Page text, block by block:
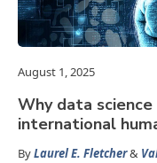
August 1, 2025
Why data
international
ByLaurel E. Fletcher&